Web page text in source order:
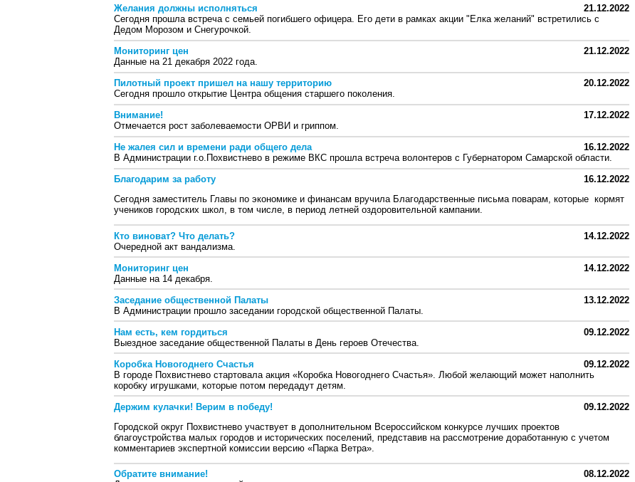
21.12.2022
Желания должны исполняться
Сегодня прошла встреча с семьей погибшего офицера. Его дети в рамках акции "Елка желаний" встретились с
Дедом Морозом и Снегурочкой.
21.12.2022
Мониторинг цен
Данные на 21 декабря 2022 года.
20.12.2022
Пилотный проект пришел на нашу территорию
Сегодня прошло открытие Центра общения старшего поколения.
17.12.2022
Внимание!
Отмечается рост заболеваемости ОРВИ и гриппом.
16.12.2022
Не жалея сил и времени ради общего дела
В Администрации г.о.Похвистнево в режиме ВКС прошла встреча волонтеров с Губернатором Самарской области.
16.12.2022
Благодарим за работу
Сегодня заместитель Главы по экономике и финансам вручила Благодарственные письма поварам, которые кормят
учеников городских школ, в том числе, в период летней оздоровительной кампании.
14.12.2022
Кто виноват? Что делать?
Очередной акт вандализма.
14.12.2022
Мониторинг цен
Данные на 14 декабря.
13.12.2022
Заседание общественной Палаты
В Администрации прошло заседании городской общественной Палаты.
09.12.2022
Нам есть, кем гордиться
Выездное заседание общественной Палаты в День героев Отечества.
09.12.2022
Коробка Новогоднего Счастья
В городе Похвистнево стартовала акция «Коробка Новогоднего Счастья». Любой желающий может наполнить
коробку игрушками, которые потом передадут детям.
09.12.2022
Держим кулачки! Верим в победу!
Городской округ Похвистнево участвует в дополнительном Всероссийском конкурсе лучших проектов
благоустройства малых городов и исторических поселений, представив на рассмотрение доработанную с учетом
комментариев экспертной комиссии версию «Парка Ветра».
08.12.2022
Обратите внимание!